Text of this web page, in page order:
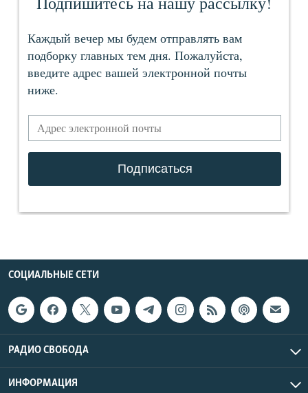
СОЦИАЛЬНЫЕ СЕТИ
РАДИО СВОБОДА
ИНФОРМАЦИЯ